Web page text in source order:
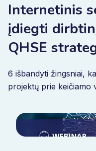
Internetinis
įdiegti
QHSE
6 išbandyti žingsniai,
projektų prie keičiamo